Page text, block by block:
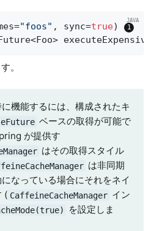
"foos" , sync=true)
。
機能するには、構成されたキ
ベースの取得が可能で
が提供す
はその取得スタイル
は非同期
なっている場合にそれをネイ
( CaffeineCacheManager イン
を設定しま